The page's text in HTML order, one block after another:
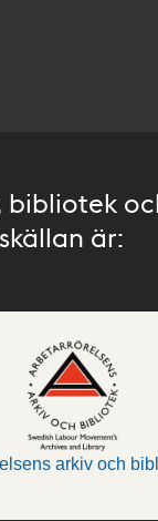
är:
arkiv och